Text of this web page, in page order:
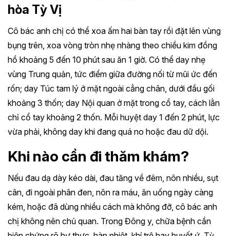
hòa Tỳ Vị
Cô bác anh chị có thể xoa ấm hai bàn tay rồi đặt lên vùng
bụng trên, xoa vòng tròn nhẹ nhàng theo chiều kim đồng
hồ khoảng 5 đến 10 phút sau ăn 1 giờ. Có thể day nhẹ
vùng Trung quản, tức điểm giữa đường nối từ mũi ức đến
rốn; day Túc tam lý ở mặt ngoài cẳng chân, dưới đầu gối
khoảng 3 thốn; day Nội quan ở mặt trong cổ tay, cách lằn
chỉ cổ tay khoảng 2 thốn. Mỗi huyệt day 1 đến 2 phút, lực
vừa phải, không day khi đang quá no hoặc đau dữ dội.
Khi nào cần đi thăm khám?
Nếu đau dạ dày kéo dài, đau tăng về đêm, nôn nhiều, sụt
cân, đi ngoài phân đen, nôn ra máu, ăn uống ngày càng
kém, hoặc đã dùng nhiều cách mà không đỡ, cô bác anh
chị không nên chủ quan. Trong Đông y, chữa bệnh cần